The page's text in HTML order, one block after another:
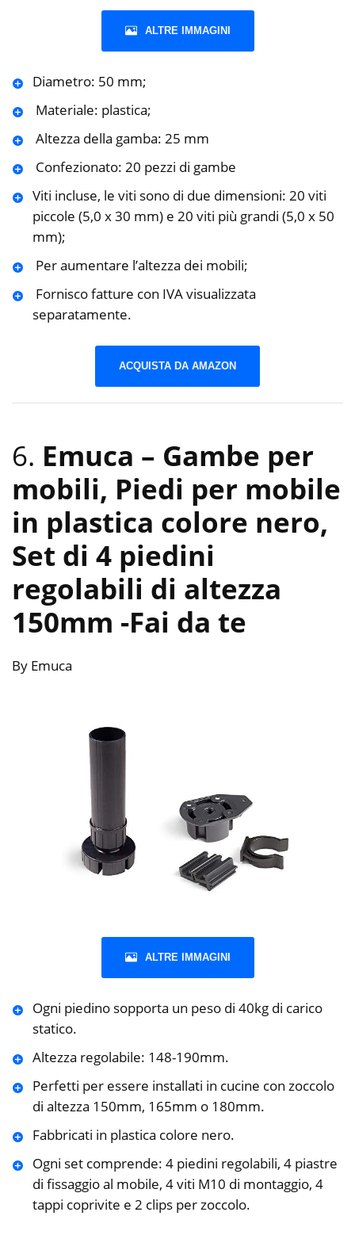
ALTRE IMMAGINI
Diametro: 50 mm;
️ Materiale: plastica;
️ Altezza della gamba: 25 mm
️ Confezionato: 20 pezzi di gambe
Viti incluse, le viti sono di due dimensioni: 20 viti
piccole (5,0 x 30 mm) e 20 viti più grandi (5,0 x 50
mm);
️ Per aumentare l’altezza dei mobili;
️ Fornisco fatture con IVA visualizzata
separatamente.
ACQUISTA DA AMAZON
6. Emuca – Gambe per
mobili, Piedi per mobile
in plastica colore nero,
Set di 4 piedini
regolabili di altezza
150mm -Fai da te
By Emuca
ALTRE IMMAGINI
Ogni piedino sopporta un peso di 40kg di carico
statico.
Altezza regolabile: 148-190mm.
Perfetti per essere installati in cucine con zoccolo
di altezza 150mm, 165mm o 180mm.
Fabbricati in plastica colore nero.
Ogni set comprende: 4 piedini regolabili, 4 piastre
di fissaggio al mobile, 4 viti M10 di montaggio, 4
tappi coprivite e 2 clips per zoccolo.